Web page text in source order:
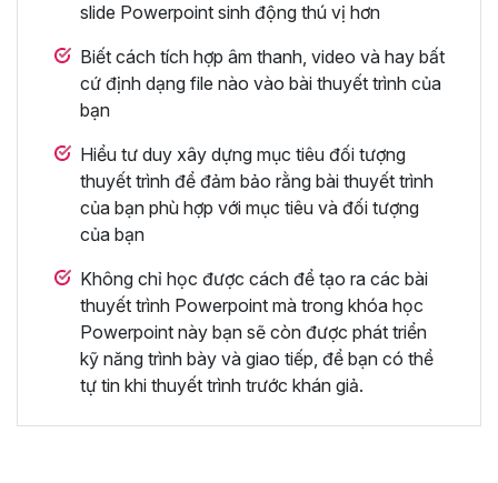
slide Powerpoint sinh động thú vị hơn
Biết cách tích hợp âm thanh, video và hay bất
cứ định dạng file nào vào bài thuyết trình của
bạn
Hiểu tư duy xây dựng mục tiêu đối tượng
thuyết trình để đảm bảo rằng bài thuyết trình
của bạn phù hợp với mục tiêu và đối tượng
của bạn
Không chỉ học được cách để tạo ra các bài
thuyết trình Powerpoint mà trong khóa học
Powerpoint này bạn sẽ còn được phát triển
kỹ năng trình bày và giao tiếp, để bạn có thể
tự tin khi thuyết trình trước khán giả.